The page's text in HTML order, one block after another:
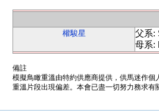
權駿星
父系:
母系:
備註
模擬鳥瞰重溫由特約供應商提供，供馬迷作
重溫片段出現偏差。本會已盡一切努力務求